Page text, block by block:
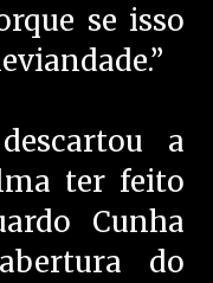
se isso
a
ter feito
Cunha
do